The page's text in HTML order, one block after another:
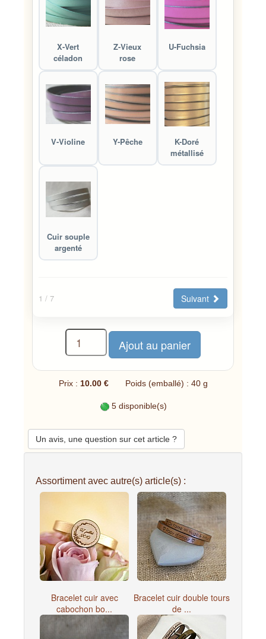
X-Vert
céladon
Z-Vieux
rose
U-Fuchsia
V-Violine Y-Pêche
K-Doré
métallisé
Cuir souple
argenté
1 / 7 Suivant
Prix : 10.00 € Poids (emballé) : 40 g
5 disponible(s)
Un avis, une question sur cet article ?
Assortiment avec autre(s) article(s) :
Bracelet cuir avec
cabochon bo...
Bracelet cuir double tours
de ...